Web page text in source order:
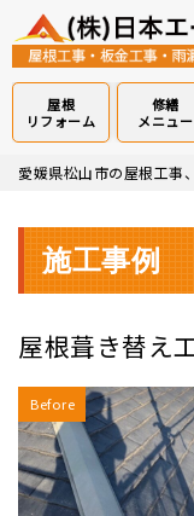
Skip
content
屋根
リフォーム
修繕
メニュー
愛媛県松山市の屋根工事
施工事例
屋根葺き替え
Before